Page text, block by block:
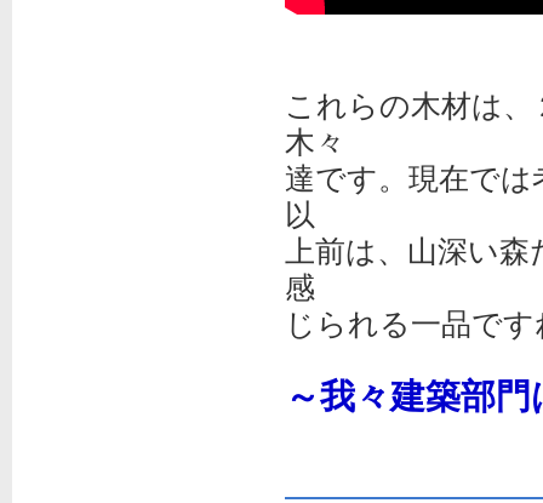
これらの木材は
木々
達です。現在で
以
上前は、山深い
感
じられる一品です
～我々建築部